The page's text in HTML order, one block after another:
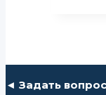
◄ Задать